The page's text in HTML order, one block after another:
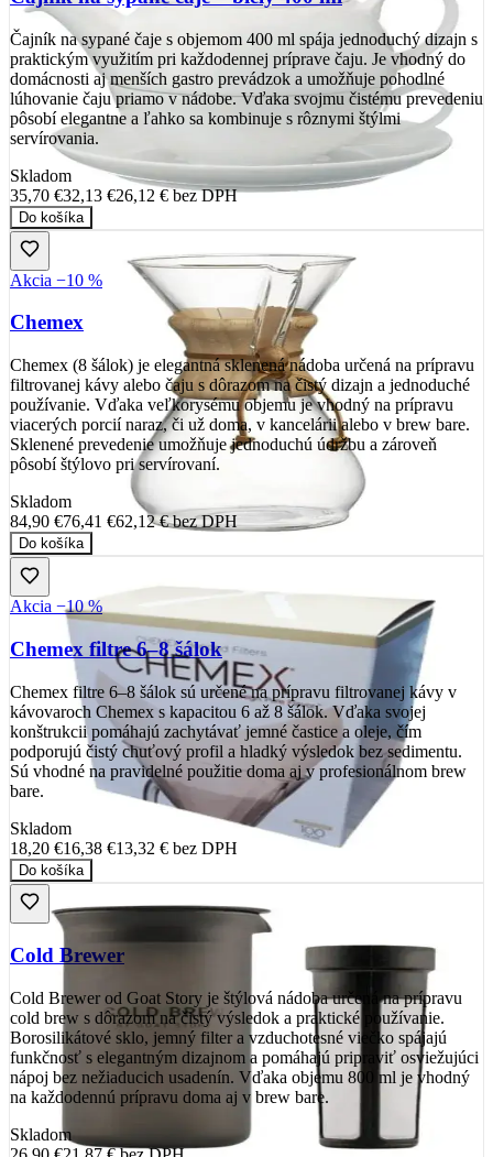
Čajník na sypané čaje s objemom 400 ml spája jednoduchý dizajn s
praktickým využitím pri každodennej príprave čaju. Je vhodný do
domácnosti aj menších gastro prevádzok a umožňuje pohodlné
lúhovanie čaju priamo v nádobe. Vďaka svojmu čistému prevedeniu
pôsobí elegantne a ľahko sa kombinuje s rôznymi štýlmi
servírovania.
Skladom
35,70 €32,13 €26,12 € bez DPH
Do košíka
Akcia −10 %
Chemex
Chemex (8 šálok) je elegantná sklenená nádoba určená na prípravu
filtrovanej kávy alebo čaju s dôrazom na čistý dizajn a jednoduché
používanie. Vďaka veľkorysému objemu je vhodný na prípravu
viacerých porcií naraz, či už doma, v kancelárii alebo v brew bare.
Sklenené prevedenie umožňuje jednoduchú údržbu a zároveň
pôsobí štýlovo pri servírovaní.
Skladom
84,90 €76,41 €62,12 €bez DPH
Do košíka
Akcia −10 %
Chemex filtre 6–8 šálok
Chemex filtre 6–8 šálok sú určené na prípravu filtrovanej kávy v
kávovaroch Chemex s kapacitou 6 až 8 šálok. Vďaka svojej
konštrukcii pomáhajú zachytávať jemné častice a oleje, čím
podporujú čistý chuťový profil a hladký výsledok bez sedimentu.
Sú vhodné na pravidelné použitie doma aj v profesionálnom brew
bare.
Skladom
18,20 €16,38 €13,32 € bez DPH
Do košíka
Cold Brewer
Cold Brewer od Goat Story je štýlová nádoba určená na prípravu
cold brew s dôrazom na čistý výsledok a praktické používanie.
Borosilikátové sklo, jemný filter a vzduchotesné viečko spájajú
funkčnosť s elegantným dizajnom a pomáhajú pripraviť osviežujúci
nápoj bez nežiaducich usadenín. Vďaka objemu 800 ml je vhodný
na každodennú prípravu doma aj v brew bare.
Skladom